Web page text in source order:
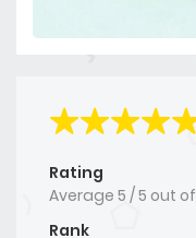
Rating
Average 5 /5 out of
Rank